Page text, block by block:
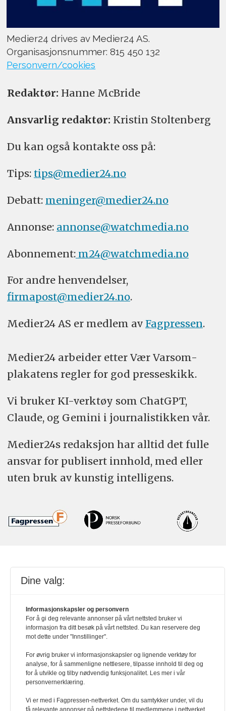
Medier24 drives av Medier24 AS.
Organisasjonsnummer: 815 450 132
Personvern/cookies
Redaktør: Hanne McBride
Ansvarlig redaktør: Kristin Stoltenberg
Du kan også kontakte oss på:
Tips: tips@medier24.no
Debatt: meninger@medier24.no
Annonse: annonse@watchmedia.no
Abonnement:m24@watchmedia.no
For andre henvendelser,
firmapost@medier24.no.
Medier24 AS er medlem av Fagpressen.
Medier24 arbeider etter Vær Varsom-
plakatens regler for god presseskikk.
Vi bruker KI-verktøy som ChatGPT,
Claude, og Gemini i journalistikken vår.
Medier24s redaksjon har alltid det fulle
ansvar for publisert innhold, med eller
uten bruk av kunstig intelligens.
Dine valg:
Informasjonskapsler og personvern
For å gi deg relevante annonser på vårt nettsted bruker vi
informasjon fra ditt besøk på vårt nettsted. Du kan reservere deg
mot dette under "Innstillinger".
For øvrig bruker vi informasjonskapsler og lignende verktøy for
analyse, for å sammenligne nettlesere, tilpasse innhold til deg og
for å utvikle og tilby nødvendig funksjonalitet. Les mer i vår
personvernerklæring.
Vi er med i Fagpressen-nettverket. Om du samtykker under, vil du
få relevante annonser på nettstedene til medlemmene i nettverket